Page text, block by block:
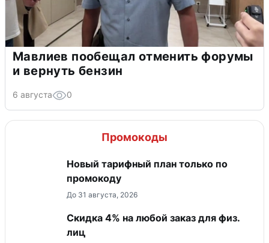
Мавлиев пообещал отменить форумы
и вернуть бензин
6 августа 0
Промокоды
Новый тарифный план только по
промокоду
До 31 августа, 2026
Скидка 4% на любой заказ для физ.
лиц